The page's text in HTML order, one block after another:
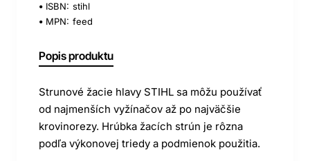
ISBN: stihl
MPN: feed
Popis produktu
Strunové žacie hlavy STIHL sa môžu používať
od najmenších vyžínačov až po najväčšie
krovinorezy. Hrúbka žacích strún je rôzna
podľa výkonovej triedy a podmienok použitia.